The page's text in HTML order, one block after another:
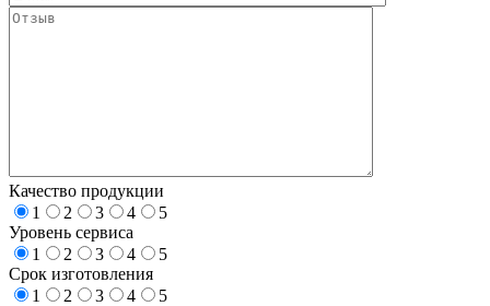
Качество продукции
1
2 3 4
5
Уровень сервиса
1
2 3 4
5
Срок изготовления
1
2 3 4
5